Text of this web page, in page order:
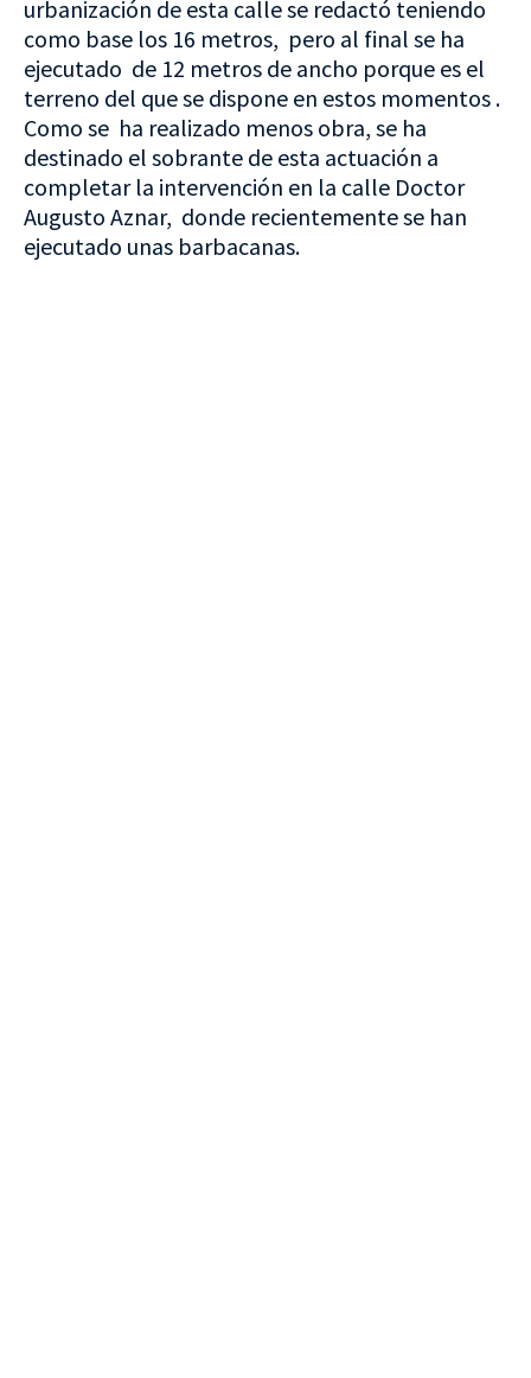
urbanización de esta calle se redactó teniendo
como base los 16 metros, pero al final se ha
ejecutado de 12 metros de ancho porque es el
terreno del que se dispone en estos momentos .
Como se ha realizado menos obra, se ha
destinado el sobrante de esta actuación a
completar la intervención en la calle Doctor
Augusto Aznar, donde recientemente se han
ejecutado unas barbacanas.